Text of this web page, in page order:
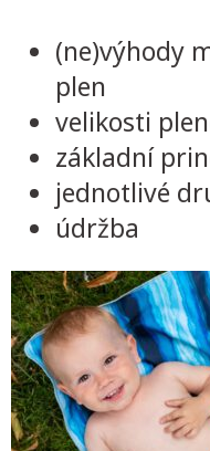
(ne)výhody
plen
velikosti
základní
jednotlivé
údržba